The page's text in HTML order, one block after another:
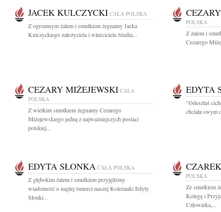
JACEK KULCZYCKI CAŁA POLSKA
Z ogromnym żalem i smutkiem żegnamy Jacka
Kulczyckiego założyciela i właściciela Studia...
POLSKA
Z żalem i
Cezarego
CEZARY MIŻEJEWSKI CAŁA
POLSKA
Z wielkim smutkiem żegnamy Cezarego
Miżejewskiego jedną z najważniejszych postaci
polskiej...
EDYTA
"Odeszłaś
chciała swym
EDYTA SŁONKA CAŁA POLSKA
Z głębokim żalem i smutkiem przyjęliśmy
wiadomość o nagłej śmierci naszej Koleżanki Edyty
Słonki...
POLSKA
Ze smutkiem
Kolegę i
Człowieka,...